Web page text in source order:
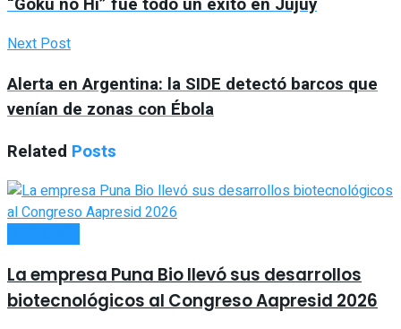
Next Post
Alerta en Argentina: la SIDE detectó barcos que
venían de zonas con Ébola
Related Posts
La empresa Puna Bio llevó sus desarrollos
biotecnológicos al Congreso Aapresid 2026